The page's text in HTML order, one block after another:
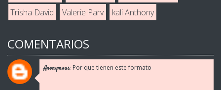
Trisha David
Valerie Parv kali Anthony
COMENTARIOS
Anonymous: Por que tienen este formato